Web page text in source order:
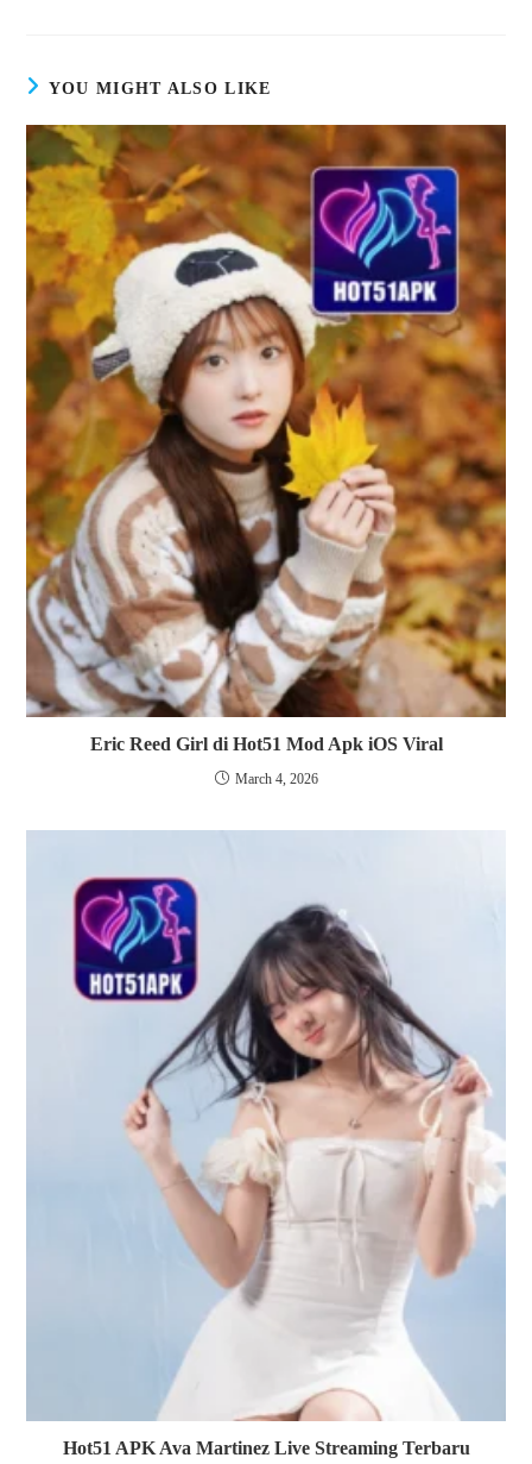
YOU MIGHT ALSO LIKE
Eric Reed Girl di Hot51 Mod Apk iOS Viral
March 4, 2026
Hot51 APK Ava Martinez Live Streaming Terbaru